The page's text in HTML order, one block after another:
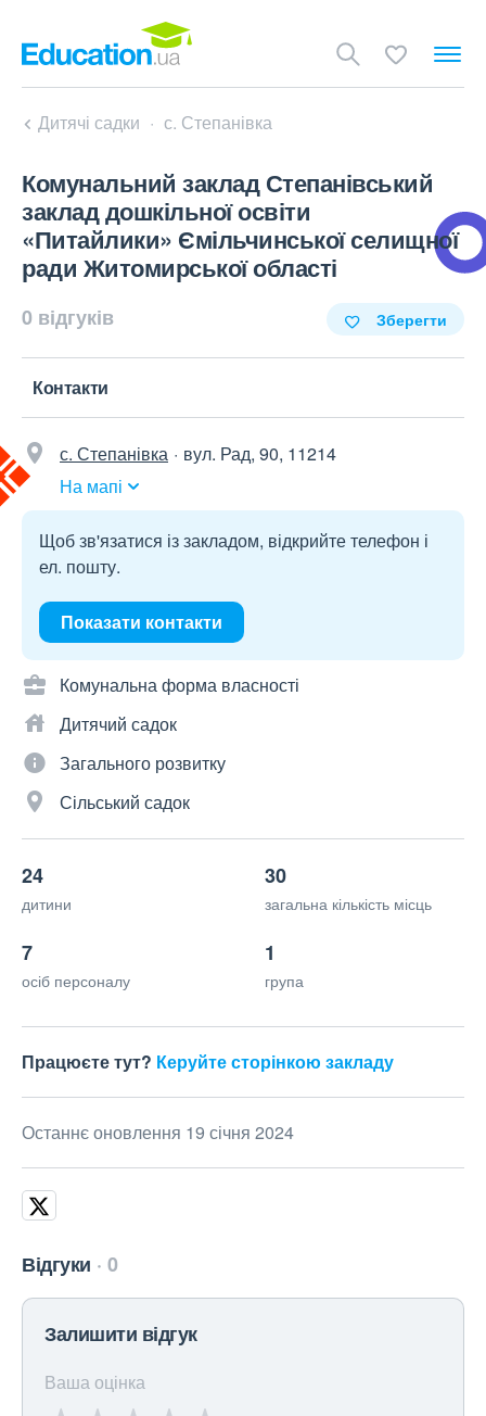
Дитячі садки с. Степанівка
Комунальний заклад Степанівський
заклад дошкільної освіти
«Питайлики» Ємільчинської селищної
ради Житомирської області
0 відгуків Зберегти
Контакти
с. Степанівка
вул. Рад, 90, 11214
На мапі
Щоб зв'язатися із закладом, відкрийте телефон і
ел. пошту.
Показати контакти
Комунальна форма власності
Дитячий садок
Загального розвитку
Сільський садок
24
дитини
30
загальна кількість місць
7
осіб персоналу
1
група
Працюєте тут? Керуйте сторінкою закладу
Останнє оновлення 19 січня 2024
Відгуки 0
Залишити відгук
Ваша оцінка